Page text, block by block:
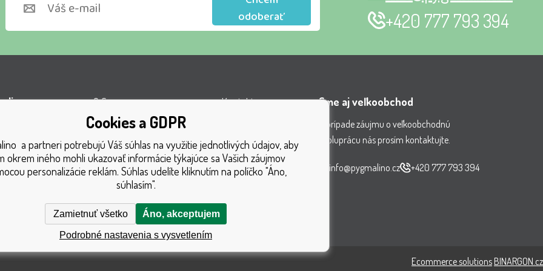
odoberať
+420 777 793 394
s.r.o.
Český Těšín
O firme
Obchodné podmienky
Doprava
Platba
GDPR
Reklamačný poriadok
Kontakty
Získané ocenenia
Katalóg hračiek
Sme aj veľkoobchod
V prípade záujmu o veľkoobchodnú
spoluprácu nás prosím kontaktujte.
info@pygmalino.cz +420 777 793 394
Ecommerce solutions BINARGON.cz
Cookies a GDPR
a partneri potrebujú Váš súhlas na využitie jednotlivých údajov, aby
okrem iného mohli ukazovať informácie týkajúce sa Vašich záujmov
personalizácie reklám. Súhlas udelíte kliknutím na políčko "Áno,
súhlasím".
Zamietnuť všetko Áno, akceptujem
Podrobné nastavenia s vysvetlením